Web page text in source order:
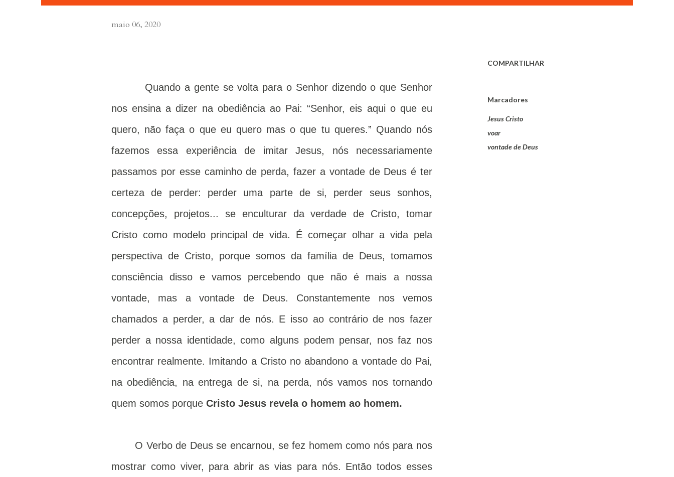
maio 06, 2020
Quando a gente se volta para o Senhor dizendo o que Senhor
nos ensina a dizer na obediência ao Pai: “Senhor, eis aqui o que eu
quero, não faça o que eu quero mas o que tu queres.” Quando nós
fazemos essa experiência de imitar Jesus, nós necessariamente
passamos por esse caminho de perda, fazer a vontade de Deus é ter
certeza de perder: perder uma parte de si, perder seus sonhos,
concepções, projetos... se enculturar da verdade de Cristo, tomar
Cristo como modelo principal de vida. É começar olhar a vida pela
perspectiva de Cristo, porque somos da família de Deus, tomamos
consciência disso e vamos percebendo que não é mais a nossa
vontade, mas a vontade de Deus. Constantemente nos vemos
chamados a perder, a dar de nós. E isso ao contrário de nos fazer
perder a nossa identidade, como alguns podem pensar, nos faz nos
encontrar realmente. Imitando a Cristo no abandono a vontade do Pai,
na obediência, na entrega de si, na perda, nós vamos nos tornando
quem somos porque Cristo Jesus revela o homem ao homem.
O Verbo de Deus se encarnou, se fez homem como nós para nos
mostrar como viver, para abrir as vias para nós. Então todos esses
COMPARTILHAR
Marcadores
Jesus Cristo
voar
vontade de Deus